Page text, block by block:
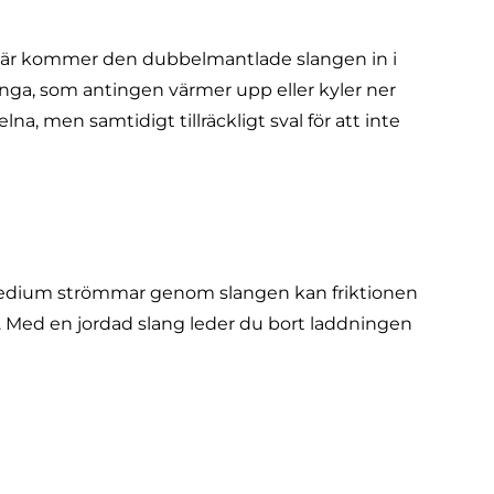
kommer den dubbelmantlade slangen in i
som antingen värmer upp eller kyler ner
men samtidigt tillräckligt sval för att inte
strömmar genom slangen kan friktionen
en jordad slang leder du bort laddningen